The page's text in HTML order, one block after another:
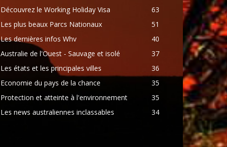
Découvrez le Working Holiday Visa
63
Les plus beaux Parcs Nationaux
51
Les dernières infos Whv
40
Australie de l'Ouest - Sauvage et isolé
37
Les états et les principales villes
36
Economie du pays de la chance
35
Protection et atteinte à l'environnement
35
Les news australiennes inclassables
34